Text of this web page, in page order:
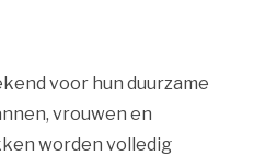
voor hun duurzame
vrouwen en
worden volledig